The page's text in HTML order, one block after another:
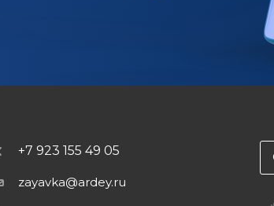
+7 923 155 49 05
zayavka@ardey.ru